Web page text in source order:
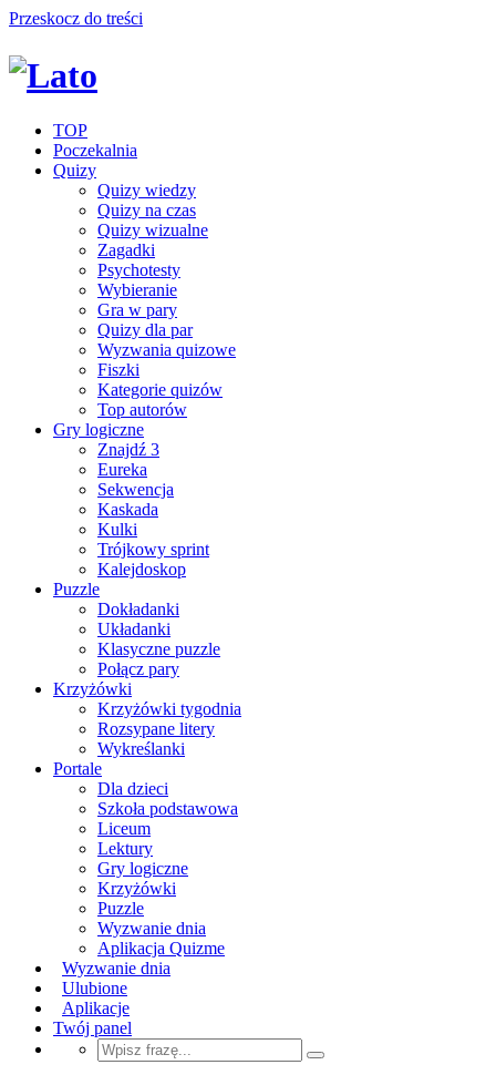
Przeskocz do treści
TOP
Poczekalnia
Quizy
Quizy wiedzy
Quizy na czas
Quizy wizualne
Zagadki
Psychotesty
Wybieranie
Gra w pary
Quizy dla par
Wyzwania quizowe
Fiszki
Kategorie quizów
Top autorów
Gry logiczne
Znajdź 3
Eureka
Sekwencja
Kaskada
Kulki
Trójkowy sprint
Kalejdoskop
Puzzle
Dokładanki
Układanki
Klasyczne puzzle
Połącz pary
Krzyżówki
Krzyżówki tygodnia
Rozsypane litery
Wykreślanki
Portale
Dla dzieci
Szkoła podstawowa
Liceum
Lektury
Gry logiczne
Krzyżówki
Puzzle
Wyzwanie dnia
Aplikacja Quizme
Wyzwanie dnia
Ulubione
Aplikacje
Twój panel